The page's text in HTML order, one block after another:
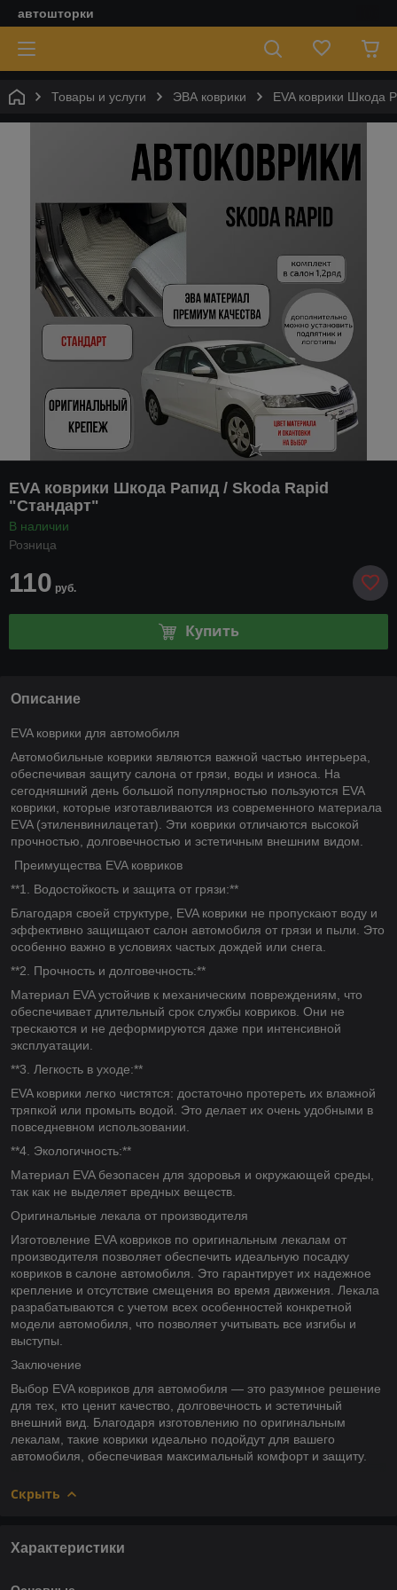
автошторки
Товары и услуги ЭВА коврики EVA коврики Шкода
EVA коврики Шкода Рапид / Skoda Rapid
"Стандарт"
В наличии
Розница
110 руб.
Купить
Описание
EVA коврики для автомобиля
Автомобильные коврики являются важной частью интерьера,
обеспечивая защиту салона от грязи, воды и износа. На
сегодняшний день большой популярностью пользуются EVA
коврики, которые изготавливаются из современного материала
EVA (этиленвинилацетат). Эти коврики отличаются высокой
прочностью, долговечностью и эстетичным внешним видом.
Преимущества EVA ковриков
**1. Водостойкость и защита от грязи:**
Благодаря своей структуре, EVA коврики не пропускают воду и
эффективно защищают салон автомобиля от грязи и пыли. Это
особенно важно в условиях частых дождей или снега.
**2. Прочность и долговечность:**
Материал EVA устойчив к механическим повреждениям, что
обеспечивает длительный срок службы ковриков. Они не
трескаются и не деформируются даже при интенсивной
эксплуатации.
**3. Легкость в уходе:**
EVA коврики легко чистятся: достаточно протереть их влажной
тряпкой или промыть водой. Это делает их очень удобными в
повседневном использовании.
**4. Экологичность:**
Материал EVA безопасен для здоровья и окружающей среды,
так как не выделяет вредных веществ.
Оригинальные лекала от производителя
Изготовление EVA ковриков по оригинальным лекалам от
производителя позволяет обеспечить идеальную посадку
ковриков в салоне автомобиля. Это гарантирует их надежное
крепление и отсутствие смещения во время движения. Лекала
разрабатываются с учетом всех особенностей конкретной
модели автомобиля, что позволяет учитывать все изгибы и
выступы.
Заключение
Выбор EVA ковриков для автомобиля — это разумное решение
для тех, кто ценит качество, долговечность и эстетичный
внешний вид. Благодаря изготовлению по оригинальным
лекалам, такие коврики идеально подойдут для вашего
автомобиля, обеспечивая максимальный комфорт и защиту.
Скрыть
Характеристики